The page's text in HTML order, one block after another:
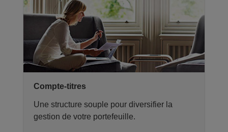
Compte-titres
Une structure souple pour diversifier la
gestion de votre portefeuille.